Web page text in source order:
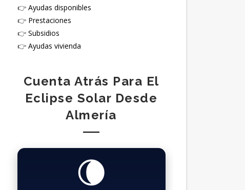
👉 Ayudas disponibles
👉 Prestaciones
👉 Subsidios
👉 Ayudas vivienda
Cuenta Atrás Para El
Eclipse Solar Desde
Almería
🌘